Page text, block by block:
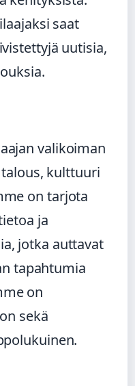
saat
uutisia,
valikoiman
kulttuuri
on tarjota
ja
jotka auttavat
tapahtumia
on
sekä